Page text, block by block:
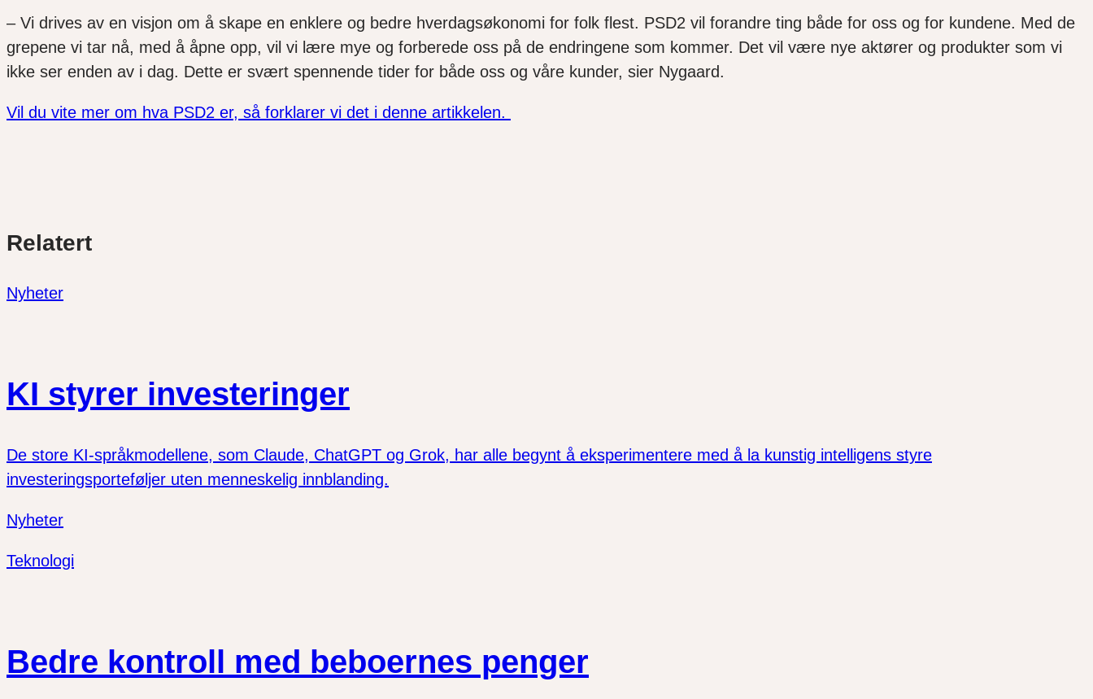
– Vi drives av en visjon om å skape en enklere og bedre hverdagsøkonomi for folk flest. PSD2 vil forandre ting både for oss og for kundene. Med de
grepene vi tar nå, med å åpne opp, vil vi lære mye og forberede oss på de endringene som kommer. Det vil være nye aktører og produkter som vi
ikke ser enden av i dag. Dette er svært spennende tider for både oss og våre kunder, sier Nygaard.
Vil du vite mer om hva PSD2 er, så forklarer vi det i denne artikkelen.
Del
Del
twitter
Del
facebook
Relatert
Nyheter
KI styrer investeringer
De store KI-språkmodellene, som Claude, ChatGPT og Grok, har alle begynt å eksperimentere med å la kunstig intelligens styre
investeringsporteføljer uten menneskelig innblanding.
Nyheter
Teknologi
Bedre kontroll med beboernes penger